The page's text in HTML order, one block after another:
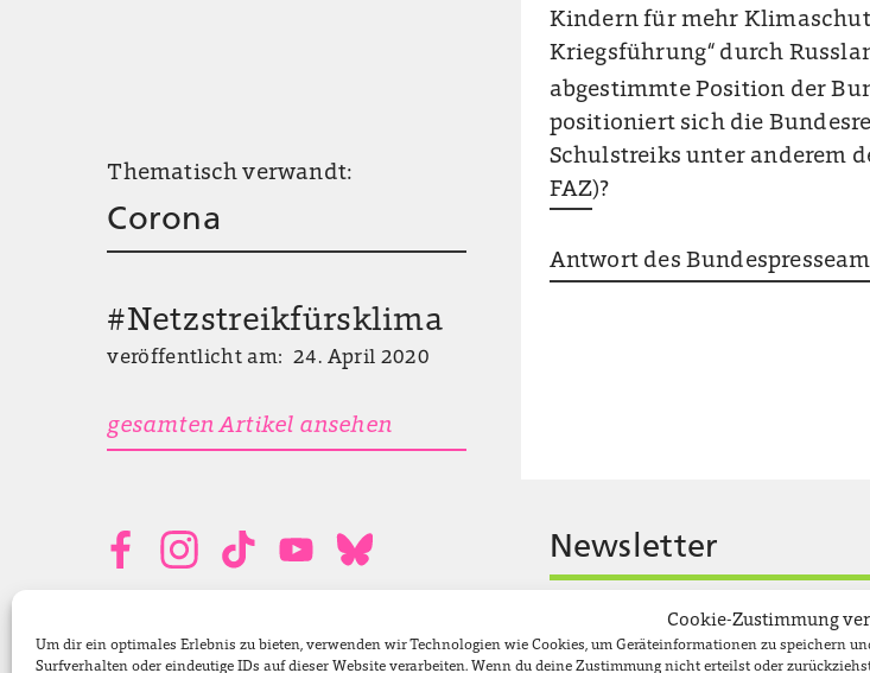
Cookie-Zustimmung
Um dir ein optimales Erlebnis zu bieten, verwenden wir Technologien wie Cookies, um Geräteinformationen zu speichern
Surfverhalten oder eindeutige IDs auf dieser Website verarbeiten. Wenn du deine Zustimmung nicht erteilst oder
Thematisch verwandt:
Corona
#Netzstreikfürsklima
veröffentlicht am: 24. April 2020
gesamten Artikel ansehen
Kindern für mehr
Kriegsführung“ durch
abgestimmte Position der
positioniert sich die
Schulstreiks unter anderem
FAZ)?
Antwort des
Newsletter
Impressum